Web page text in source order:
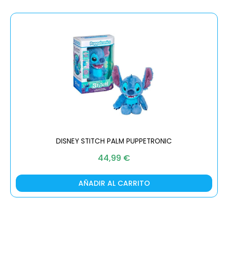
DISNEY STITCH PALM PUPPETRONIC
44,99 €
AÑADIR AL CARRITO